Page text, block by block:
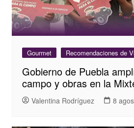
Gourmet Recomendaciones de
Gobierno de Puebla
campo y obras en la
Valentina Rodríguez 8